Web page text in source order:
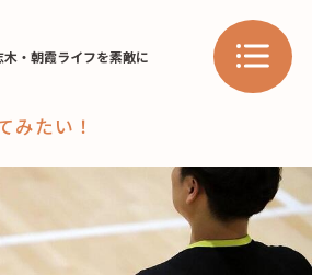
木・朝霞ライフを素敵に
暮らし
みたい！